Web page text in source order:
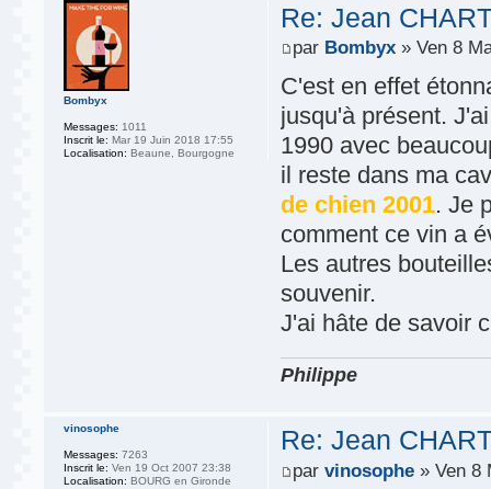
Re: Jean
par Bombyx » Ven 8
C'est en effet
jusqu'à présent.
1990 avec
il reste dans ma
de chien 2001. Je
comment ce vin a
Les autres
souvenir.
J'ai hâte de savoir
Philippe
Bombyx
Messages: 1011
Inscrit le: Mar 19 Juin 2018 17:55
Localisation: Beaune, Bourgogne
Re: Jean
parvinosophe » Ven 8
vinosophe
Messages: 7263
Inscrit le: Ven 19 Oct 2007 23:38
Localisation: BOURG en Gironde